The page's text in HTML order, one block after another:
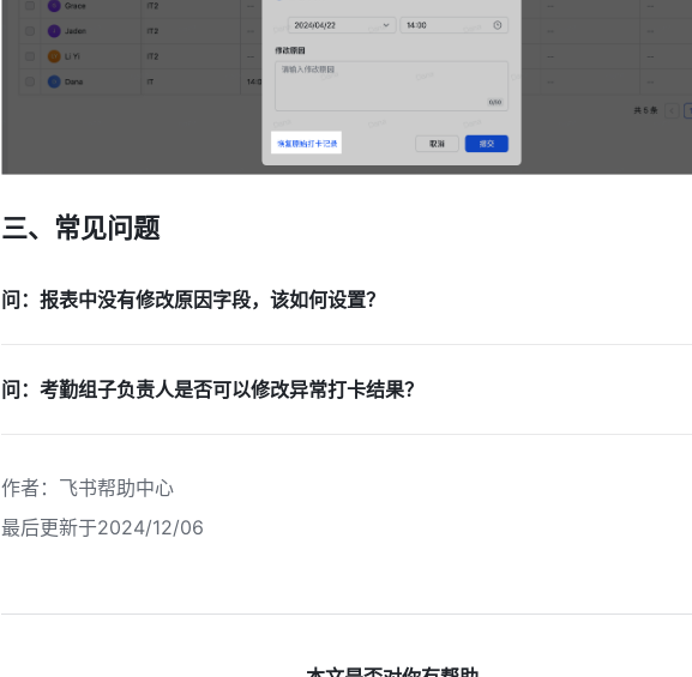
三、常见问题
问：报表中没有修改原因字段，该如何设置？
问：考勤组子负责人是否可以修改异常打卡结果？
作者 ： 飞书帮助中心
最后更新于2024/12/06